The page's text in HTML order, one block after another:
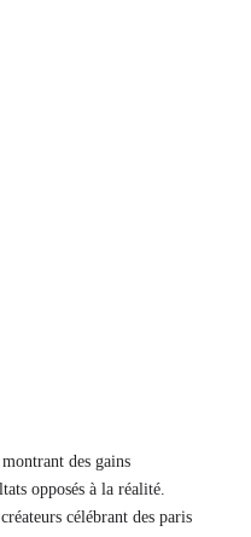
des gains
opposés à la réalité.
célébrant des paris